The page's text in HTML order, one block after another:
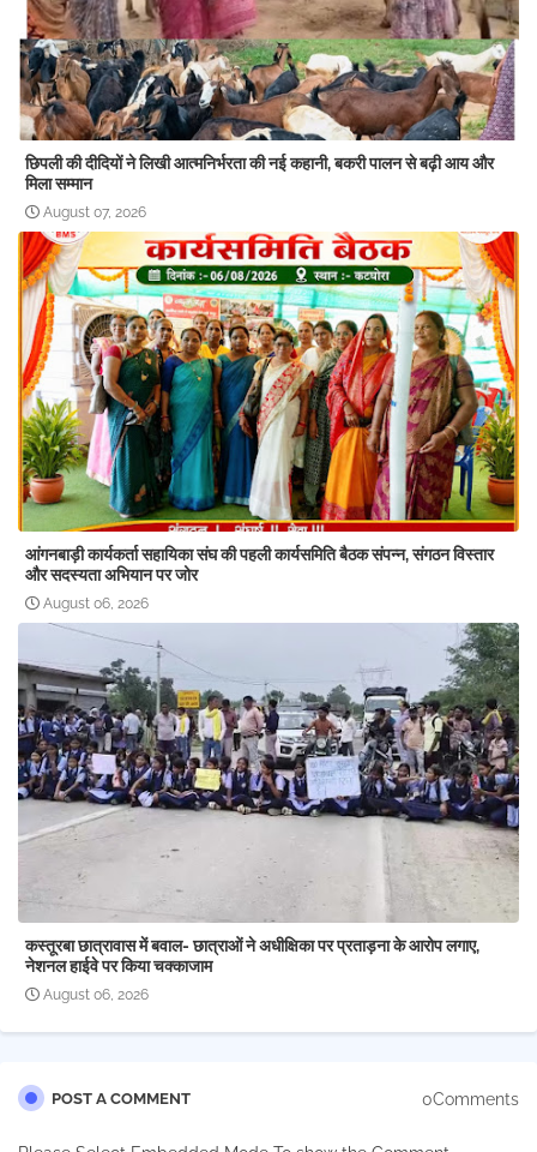
छिपली की दीदियों ने लिखी आत्मनिर्भरता की नई कहानी, बकरी पालन से बढ़ी आय और
मिला सम्मान
August 07, 2026
आंगनबाड़ी कार्यकर्ता सहायिका संघ की पहली कार्यसमिति बैठक संपन्न, संगठन विस्तार
और सदस्यता अभियान पर जोर
August 06, 2026
कस्तूरबा छात्रावास में बवाल- छात्राओं ने अधीक्षिका पर प्रताड़ना के आरोप लगाए,
नेशनल हाईवे पर किया चक्काजाम
August 06, 2026
POST A COMMENT 0Comments